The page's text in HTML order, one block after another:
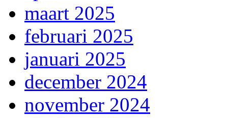
maart 2025
februari 2025
januari 2025
december 2024
november 2024